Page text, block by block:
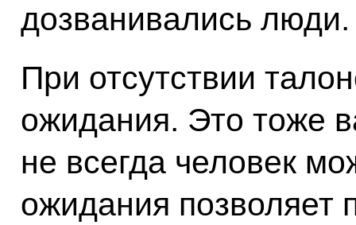
дозванивались люди.
При отсутствии
ожидания. Это тоже
не всегда человек
ожидания позволяет